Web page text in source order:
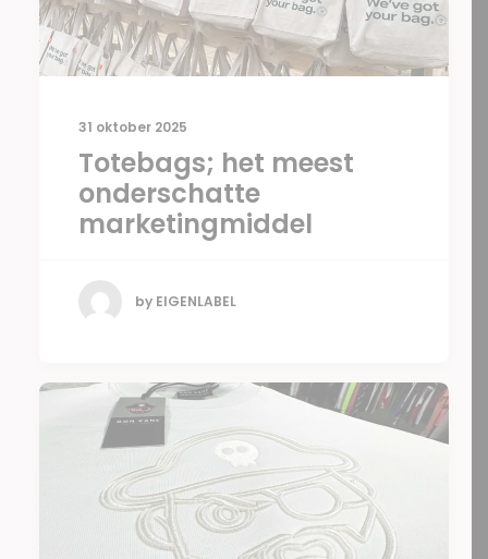
31 oktober 2025
Totebags; het meest
onderschatte
marketingmiddel
by EIGENLABEL